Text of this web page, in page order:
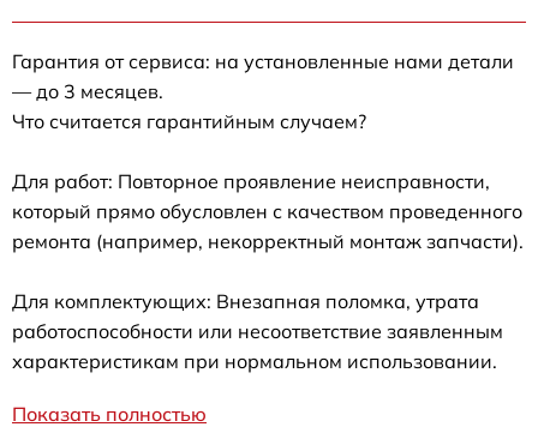
Гарантия от сервиса: на установленные нами детали
— до 3 месяцев.
Что считается гарантийным случаем?
Для работ: Повторное проявление неисправности,
который прямо обусловлен с качеством проведенного
ремонта (например, некорректный монтаж запчасти).
Для комплектующих: Внезапная поломка, утрата
работоспособности или несоответствие заявленным
характеристикам при нормальном использовании.
Показать полностью